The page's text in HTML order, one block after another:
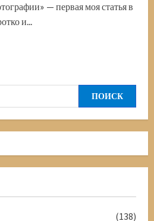
— первая моя статья в
и...
(138)